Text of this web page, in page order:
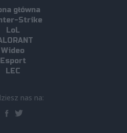
główna
Strike
LoL
Wideo
Esport
LEC
nas na: